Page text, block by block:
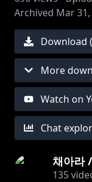
Archived Mar 31,
Download (
More
Watch on
Chat
채아라
135